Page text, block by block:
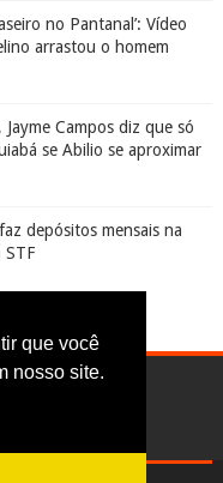
que você
nosso site.
no Pantanal’: Vídeo
arrastou o homem
Campos diz que só
se Abilio se aproximar
depósitos mensais na
STF